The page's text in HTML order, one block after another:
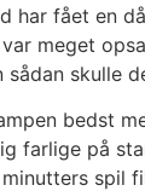
har fået en
meget
sådan skulle
bedst
farlige på
spil